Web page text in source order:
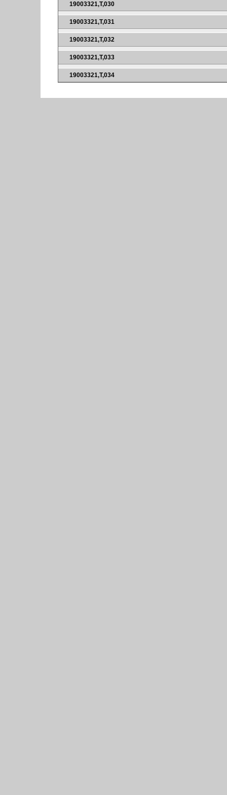
19003321,T,030
19003321,T,031
19003321,T,032
19003321,T,033
19003321,T,034